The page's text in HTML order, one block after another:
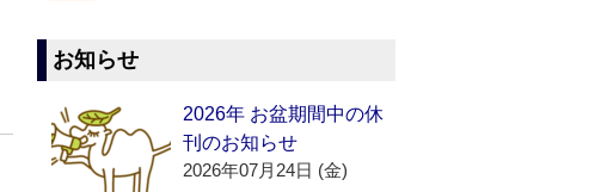
お知らせ
2026年 お盆期間中の休
刊のお知らせ
2026年07月24日 (金)